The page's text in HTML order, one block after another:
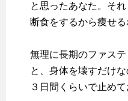
と思ったあなた。そ
断食をするから痩せ
無理に長期のファス
と、身体を壊すだけ
３日間くらいで止めて